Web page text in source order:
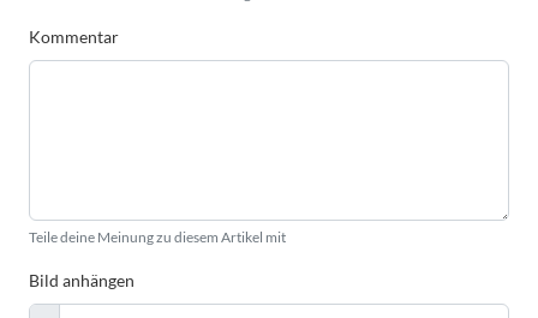
Kommentar
Teile deine Meinung zu diesem Artikel mit
Bild anhängen